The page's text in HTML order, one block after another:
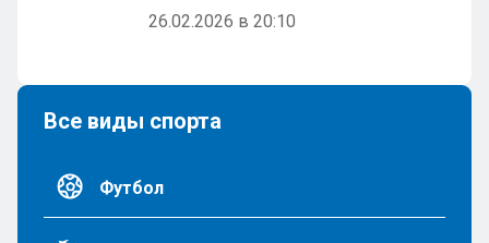
26.02.2026 в 20:10
Все виды спорта
Футбол